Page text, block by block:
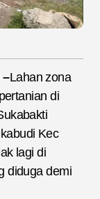
–Lahan zona
di
Kec
lagi di
diduga demi